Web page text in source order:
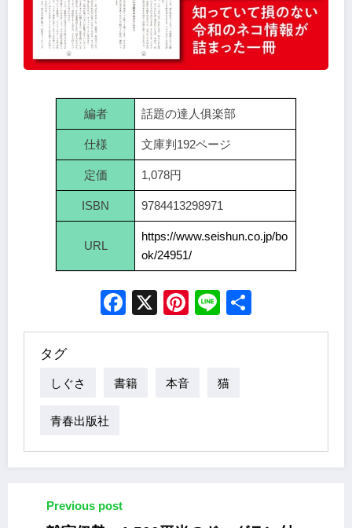
編者 話題の達人俱楽部
仕様 文庫判192ページ
定価 1,078円
ISBN 9784413298971
URL
https://www.seishun.co.jp/bo
ok/24951/
Facebook
X Pinterest
Line
タグ
しぐさ 書籍 本音 猫
青春出版社
Previous post